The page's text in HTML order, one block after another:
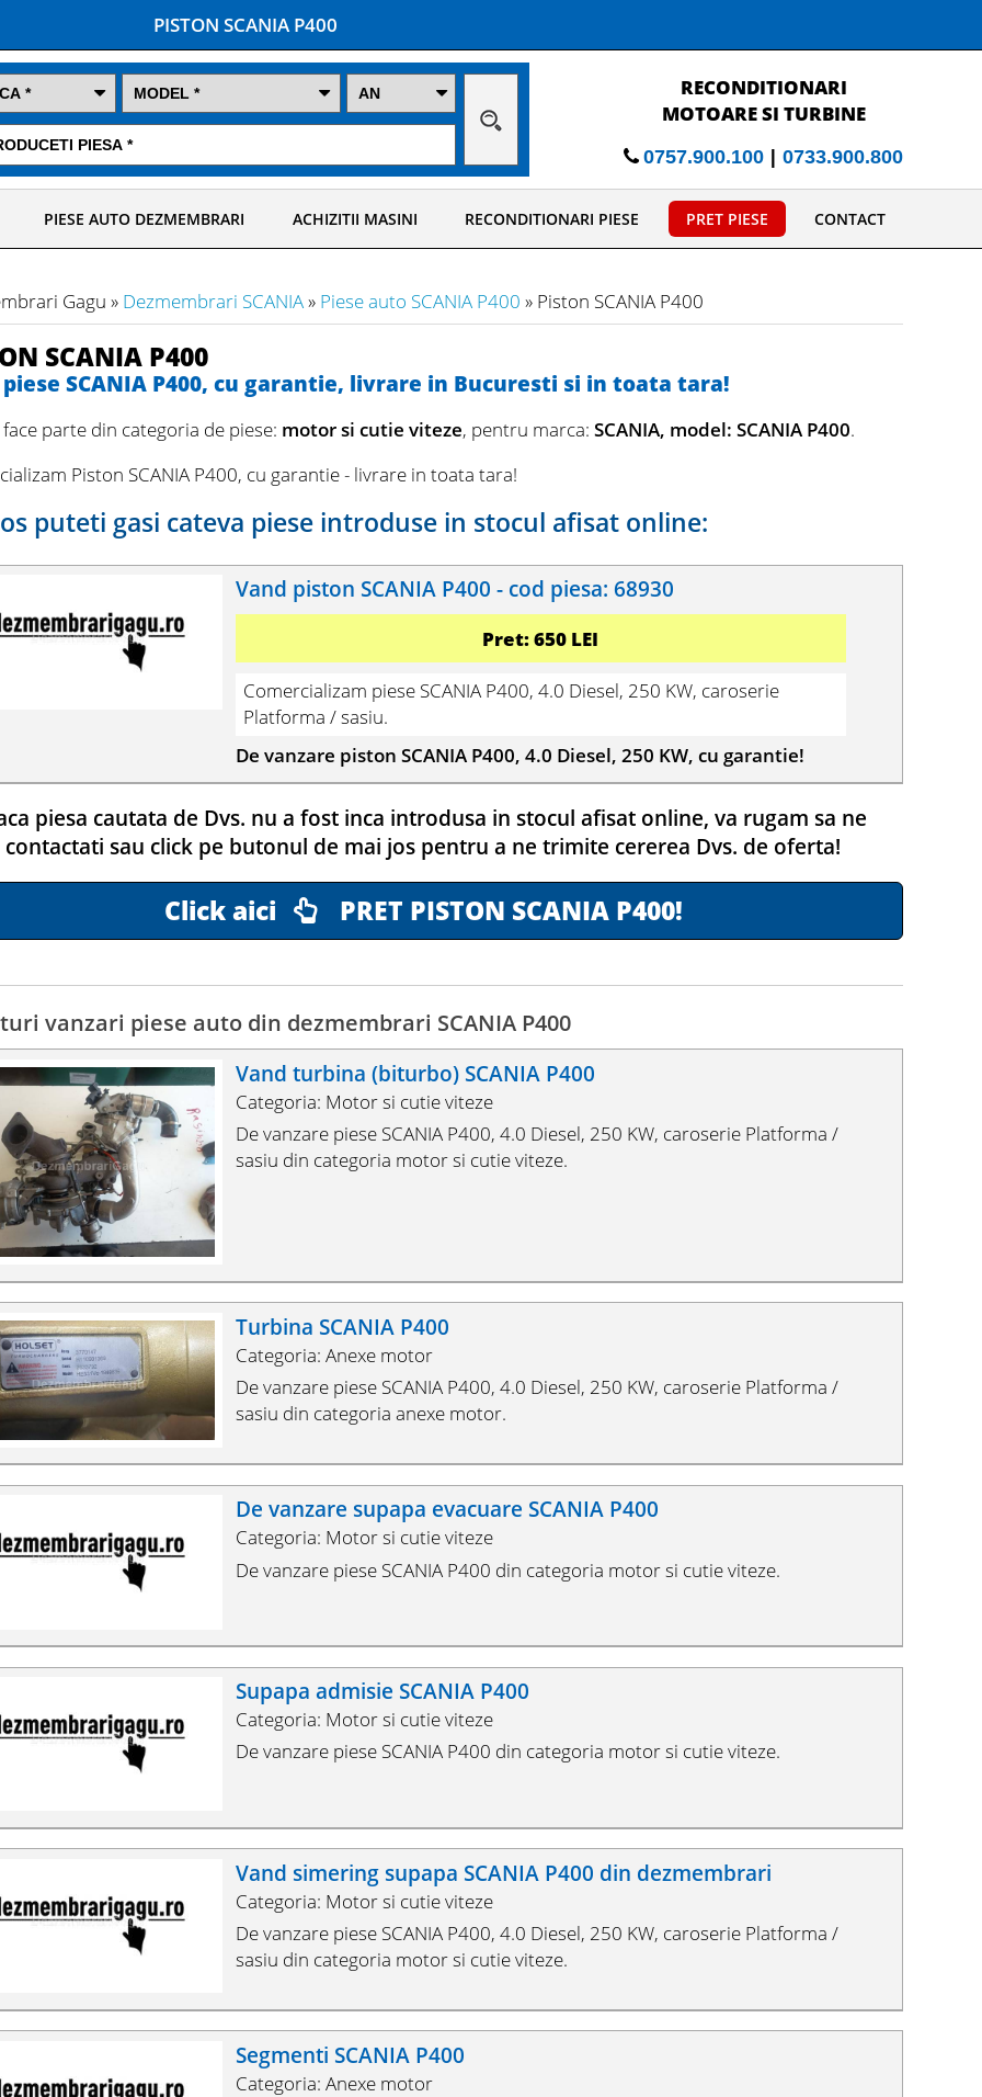
PISTON SCANIA P400
PESTE 45.000 DE ANUNTURI
CU VANZARI PIESE AUTO
0757.900.100 | 0733.900.800
PIESE AUTO DEZMEMBRARI ACHIZITII MASINI RECONDITIONARI PIESE PRET PIESE CONTACT
Gagu » Dezmembrari SCANIA» Piese auto SCANIA P400 » Piston SCANIA P400
SCANIA P400
SCANIA P400, cu garantie, livrare in Bucuresti si in toata tara!
face parte din categoria de piese: motor si cutie viteze, pentru marca: SCANIA, model: SCANIA P400.
Piston SCANIA P400, cu garantie - livrare in toata tara!
puteti gasi cateva piese introduse in stocul afisat online:
Vand piston SCANIA P400 - cod piesa: 68930
Pret: 650 LEI
Comercializam piese SCANIA P400, 4.0 Diesel, 250 KW, caroserie
Platforma / sasiu.
De vanzare piston SCANIA P400, 4.0 Diesel, 250 KW, cu garantie!
piesa cautata de Dvs. nu a fost inca introdusa in stocul afisat online, va rugam sa ne
contactati sau click pe butonul de mai jos pentru a ne trimite cererea Dvs. de oferta!
Click aici PRET PISTON SCANIA P400!
vanzari piese auto din dezmembrari SCANIA P400
Vand turbina (biturbo) SCANIA P400
Categoria: Motor si cutie viteze
De vanzare piese SCANIA P400, 4.0 Diesel, 250 KW, caroserie Platforma /
sasiu din categoria motor si cutie viteze.
Turbina SCANIA P400
Categoria: Anexe motor
De vanzare piese SCANIA P400, 4.0 Diesel, 250 KW, caroserie Platforma /
sasiu din categoria anexe motor.
De vanzare supapa evacuare SCANIA P400
Categoria: Motor si cutie viteze
De vanzare piese SCANIA P400 din categoria motor si cutie viteze.
Supapa admisie SCANIA P400
Categoria: Motor si cutie viteze
De vanzare piese SCANIA P400 din categoria motor si cutie viteze.
Vand simering supapa SCANIA P400 din dezmembrari
Categoria: Motor si cutie viteze
De vanzare piese SCANIA P400, 4.0 Diesel, 250 KW, caroserie Platforma /
sasiu din categoria motor si cutie viteze.
Segmenti SCANIA P400
Categoria: Anexe motor